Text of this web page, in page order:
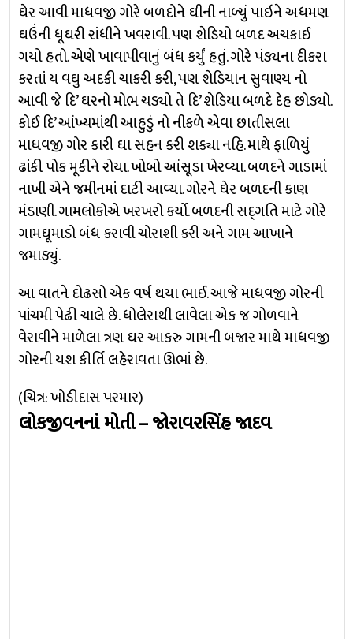
ઘેર આવી માધવજી ગોરે બળદોને ઘીની નાળ્યું પાઇને અધમણ
ઘઉંની ધૂઘરી રાંધીને ખવરાવી. પણ શેડિયો બળદ અચકાઈ
ગયો હતો. એણે ખાવાપીવાનું બંધ કર્યું હતું. ગોરે પંડ્યના દીકરા
કરતાં ય વઘુ અદકી ચાકરી કરી, પણ શેડિયાન સુવાણ્ય નો
આવી જે દિ’ ઘરનો મોભ ચડ્યો તે દિ’ શેડિયા બળદે દેહ છોડ્યો.
કોઈ દિ’ આંખ્યમાંથી આહુડું નો નીકળે એવા છાતીસલા
માધવજી ગોર કારી ઘા સહન કરી શક્યા નહિ. માથે ફાળિયું
ઢાંકી પોક મૂકીને રોયા. ખોબો આંસૂડા ખેરવ્યા. બળદને ગાડામાં
નાખી એને જમીનમાં દાટી આવ્યા. ગોરને ઘેર બળદની કાણ
મંડાણી. ગામલોકોએ ખરખરો કર્યો. બળદની સદ્‌ગતિ માટે ગોરે
ગામઘૂમાડો બંધ કરાવી ચોરાશી કરી અને ગામ આખાને
જમાડ્યું.
આ વાતને દોઢસો એક વર્ષ થયા ભાઈ. આજે માધવજી ગોરની
પાંચમી પેઢી ચાલે છે. ધોલેરાથી લાવેલા એક જ ગોળવાને
વેરાવીને માળેલા ત્રણ ઘર આકરુ ગામની બજાર માથે માધવજી
ગોરની યશ કીર્તિ લહેરાવતા ઊભાં છે.
(ચિત્ર: ખોડીદાસ પરમાર)
લોકજીવનનાં મોતી – જોરાવરસિંહ જાદવ